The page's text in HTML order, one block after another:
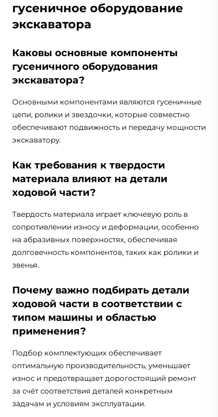
гусеничное оборудование
экскаватора
Каковы основные компоненты
гусеничного оборудования
экскаватора?
Основными компонентами являются гусеничные
цепи, ролики и звездочки, которые совместно
обеспечивают подвижность и передачу мощности
экскаватору.
Как требования к твердости
материала влияют на детали
ходовой части?
Твердость материала играет ключевую роль в
сопротивлении износу и деформации, особенно
на абразивных поверхностях, обеспечивая
долговечность компонентов, таких как ролики и
звенья.
Почему важно подбирать детали
ходовой части в соответствии с
типом машины и областью
применения?
Подбор комплектующих обеспечивает
оптимальную производительность, уменьшает
износ и предотвращает дорогостоящий ремонт
за счёт соответствия деталей конкретным
задачам и условиям эксплуатации.